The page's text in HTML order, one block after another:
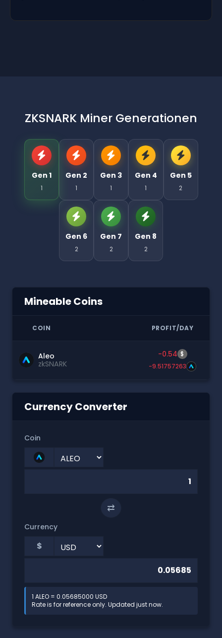
ZKSNARK Miner Generationen
Gen 1
1
Gen 2
1
Gen 3
1
Gen 4
1
Gen 5
2
Gen 6
2
Gen 7
2
Gen 8
2
Mineable Coins
COIN PROFIT/DAY
Aleo
zkSNARK
-0.54 $
-9.51757263
Currency Converter
Coin
⇄
Currency
$
1 ALEO = 0.05685000 USD
Rate is for reference only. Updated just now.